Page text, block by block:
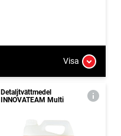
Visa
Detaljtvättmedel
INNOVATEAM Multi